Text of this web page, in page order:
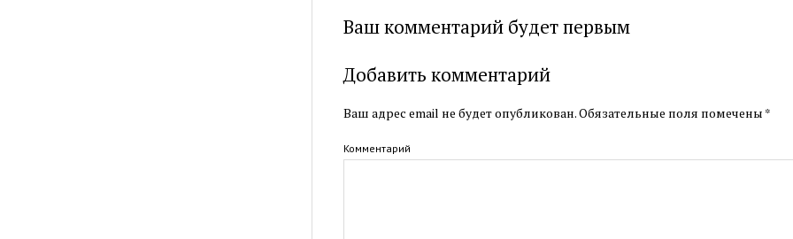
Ваш комментарий будет первым
Добавить комментарий
Ваш адрес email не будет опубликован.Обязательные поля помечены *
Комментарий